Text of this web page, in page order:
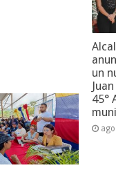
un
45°